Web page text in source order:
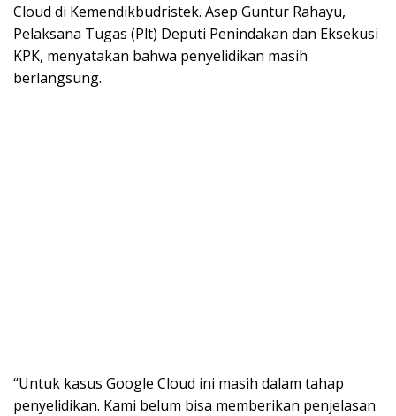
Cloud di Kemendikbudristek. Asep Guntur Rahayu,
Pelaksana Tugas (Plt) Deputi Penindakan dan Eksekusi
KPK, menyatakan bahwa penyelidikan masih
berlangsung.
“Untuk kasus Google Cloud ini masih dalam tahap
penyelidikan. Kami belum bisa memberikan penjelasan